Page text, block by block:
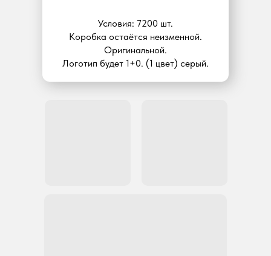
Условия: 7200 шт.
Коробка остаётся неизменной.
Оригинальной.
Логотип будет 1+0. (1 цвет) серый.